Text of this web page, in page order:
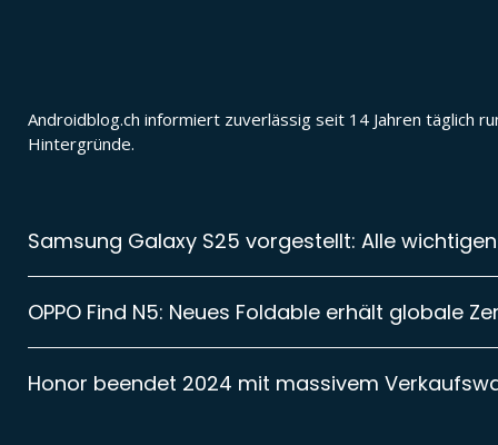
Androidblog.ch informiert zuverlässig seit 14 Jahren täglich
Hintergründe.
Samsung Galaxy S25 vorgestellt: Alle
OPPO Find N5: Neues Foldable erhält globale
Honor beendet 2024 mit massivem